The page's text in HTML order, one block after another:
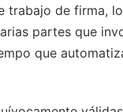
de firma,
partes que
que